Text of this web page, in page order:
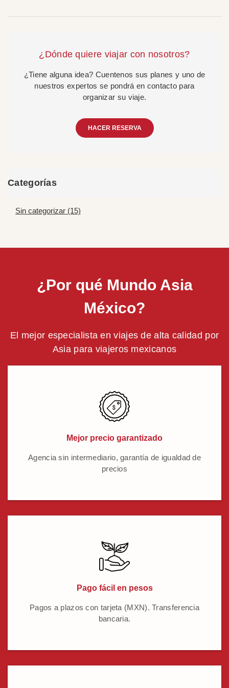
¿Dónde quiere viajar con nosotros?
¿Tiene alguna idea? Cuentenos sus planes y uno de
nuestros expertos se pondrá en contacto para
organizar su viaje.
HACER RESERVA
Categorías
Sin categorizar (15)
¿Por qué Mundo Asia
México?
El mejor especialista en viajes de alta calidad por
Asia para viajeros mexicanos
Mejor precio garantizado
Agencia sin intermediario, garantía de igualdad de
precios
Pago fácil en pesos
Pagos a plazos con tarjeta (MXN). Transferencia
bancaria.